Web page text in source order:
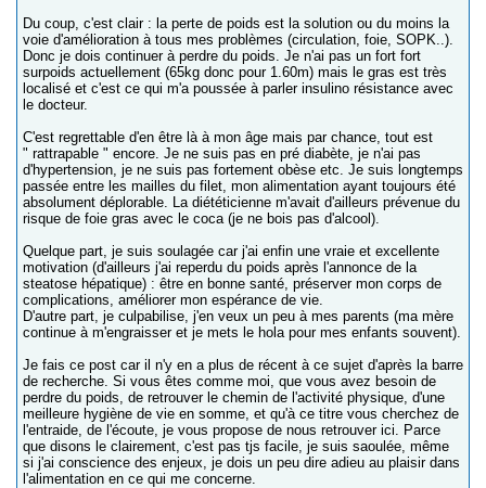
Du coup, c'est clair : la perte de poids est la solution ou du moins la
voie d'amélioration à tous mes problèmes (circulation, foie, SOPK..).
Donc je dois continuer à perdre du poids. Je n'ai pas un fort fort
surpoids actuellement (65kg donc pour 1.60m) mais le gras est très
localisé et c'est ce qui m'a poussée à parler insulino résistance avec
le docteur.
C'est regrettable d'en être là à mon âge mais par chance, tout est
" rattrapable " encore. Je ne suis pas en pré diabète, je n'ai pas
d'hypertension, je ne suis pas fortement obèse etc. Je suis longtemps
passée entre les mailles du filet, mon alimentation ayant toujours été
absolument déplorable. La diététicienne m'avait d'ailleurs prévenue du
risque de foie gras avec le coca (je ne bois pas d'alcool).
Quelque part, je suis soulagée car j'ai enfin une vraie et excellente
motivation (d'ailleurs j'ai reperdu du poids après l'annonce de la
steatose hépatique) : être en bonne santé, préserver mon corps de
complications, améliorer mon espérance de vie.
D'autre part, je culpabilise, j'en veux un peu à mes parents (ma mère
continue à m'engraisser et je mets le hola pour mes enfants souvent).
Je fais ce post car il n'y en a plus de récent à ce sujet d'après la barre
de recherche. Si vous êtes comme moi, que vous avez besoin de
perdre du poids, de retrouver le chemin de l'activité physique, d'une
meilleure hygiène de vie en somme, et qu'à ce titre vous cherchez de
l'entraide, de l'écoute, je vous propose de nous retrouver ici. Parce
que disons le clairement, c'est pas tjs facile, je suis saoulée, même
si j'ai conscience des enjeux, je dois un peu dire adieu au plaisir dans
l'alimentation en ce qui me concerne.